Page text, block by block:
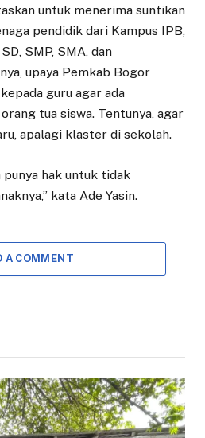
untuk menerima suntikan
pendidik dari Kampus IPB,
SMP, SMA, dan
upaya Pemkab Bogor
guru agar ada
tua siswa. Tentunya, agar
apalagi klaster di sekolah.
punya hak untuk tidak
kata Ade Yasin.
A COMMENT